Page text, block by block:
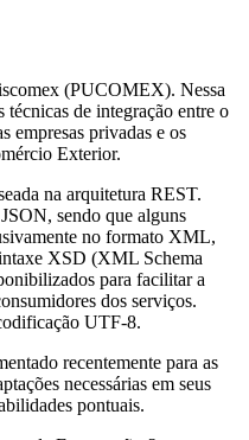
(PUCOMEX). Nessa
de integração entre o
empresas privadas e os
Exterior.
na arquitetura REST.
sendo que alguns
no formato XML,
XSD (XML Schema
para facilitar a
dos serviços.
UTF-8.
recentemente para as
necessárias em seus
pontuais.